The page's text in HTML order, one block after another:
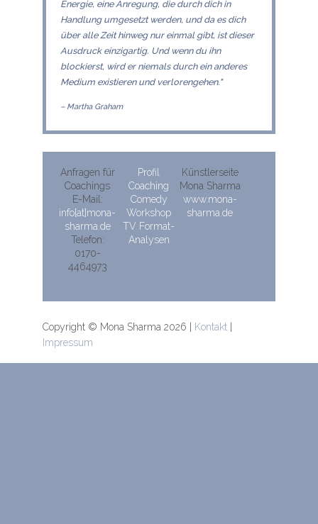
Energie, eine Anregung, die durch dich in
Handlung umgesetzt werden, und da es dich
über alle Zeit hinweg nur einmal gibt, ist dieser
Ausdruck einzigartig. Und wenn du ihn
blockierst, wird er niemals durch ein anderes
Medium existieren und verlorengehen."
– Martha Graham
Anfragen für
Coachings
E-Mail:
info[at]mona-
sharma.de
Telefon:
0170-
4464973
Profil
Coaching
Comedy
Workshop
TV Format-
Analysen
Künstlerseite
Mona Sharma
www.mona-
sharma.de
Copyright © Mona Sharma 2026 | Kontakt
Impressum